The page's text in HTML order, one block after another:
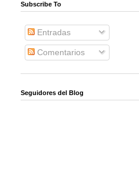
Subscribe To
Entradas
Comentarios
Seguidores del Blog